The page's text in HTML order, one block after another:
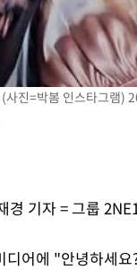
페이스X 로켓 달 충돌
는 승부차기 끝 과
"태풍 지나며 폭염 잠
사진=박봄 인스타그램)
경 기자 = 그룹
디어에 "안녕하세